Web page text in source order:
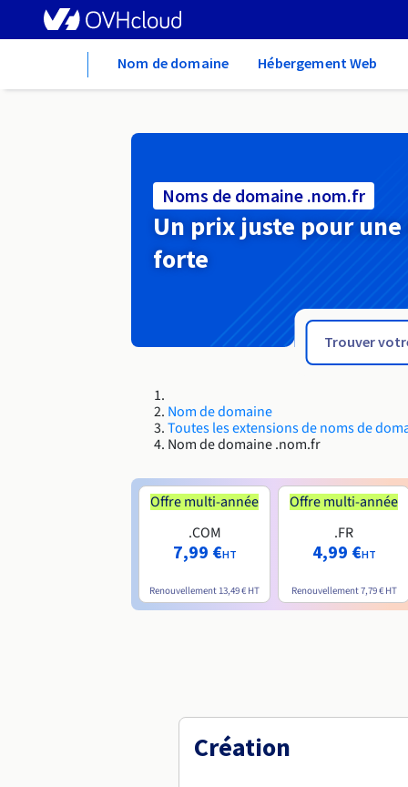
Nom de domaine Hébergement Web
Noms de domaine .nom.fr
Un prix juste pour
forte
Nom de domaine
Toutes les extensions de noms de
Nom de domaine .nom.fr
Offre multi-année
.COM
7,99 €HT
Renouvellement 13,49 € HT
Offre multi-année
.FR
4,99 €HT
Renouvellement7,79 € HT
Création